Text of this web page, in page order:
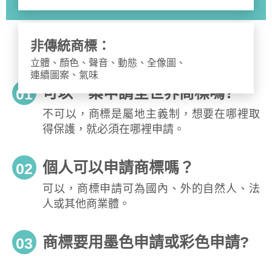
01 可以一案申請全世界商標嗎?
不可以，商標是屬地主義制，想要在哪裡取
得保護，就必須在哪裡申請。
02 個人可以申請商標嗎？
可以，商標申請可為國內、外的自然人、法
人或其他商業體。
03 商標要用墨色申請或彩色申請?
非傳統商標：
立體、顏色、聲音、動態、全像圖、
連續圖案、氣味